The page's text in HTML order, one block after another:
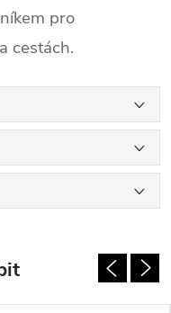
pro
cestách.